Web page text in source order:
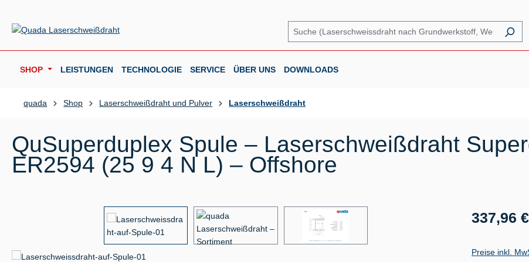
SHOP LEISTUNGEN TECHNOLOGIE SERVICE ÜBER UNS DOWNLOADS
quada Shop Laserschweißdraht und Pulver Laserschweißdraht
QuSuperduplex Spule – Laserschweißdraht
ER2594 (25 9 4 N L) – Offshore
Bildergalerie überspringen Regulärer Preis:
337,96 €
Preise inkl.